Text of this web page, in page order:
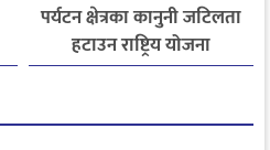
पर्यटन क्षेत्रका कानुनी जटिलता
हटाउन राष्ट्रिय योजना
आयोगसमक्ष होटल संघ